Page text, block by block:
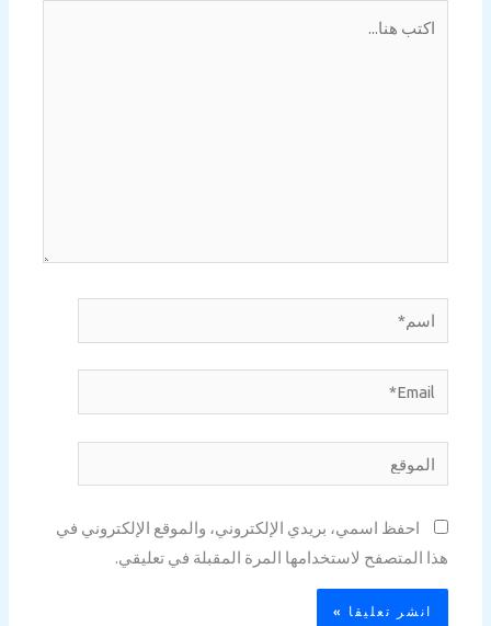
اسم*
Email*
الموقع
احفظ اسمي، بريدي الإلكتروني، والموقع الإلكتروني في
هذا المتصفح لاستخدامها المرة المقبلة في تعليقي.